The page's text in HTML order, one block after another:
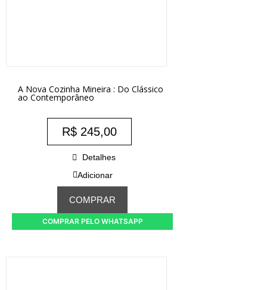
A Nova Cozinha Mineira : Do Clássico
ao Contemporâneo
R$ 245,00
Detalhes
Adicionar
COMPRAR
COMPRAR PELO WHATSAPP